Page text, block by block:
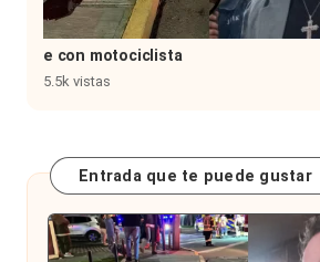
e con motociclista
5.5k vistas
Entrada que te puede gustar